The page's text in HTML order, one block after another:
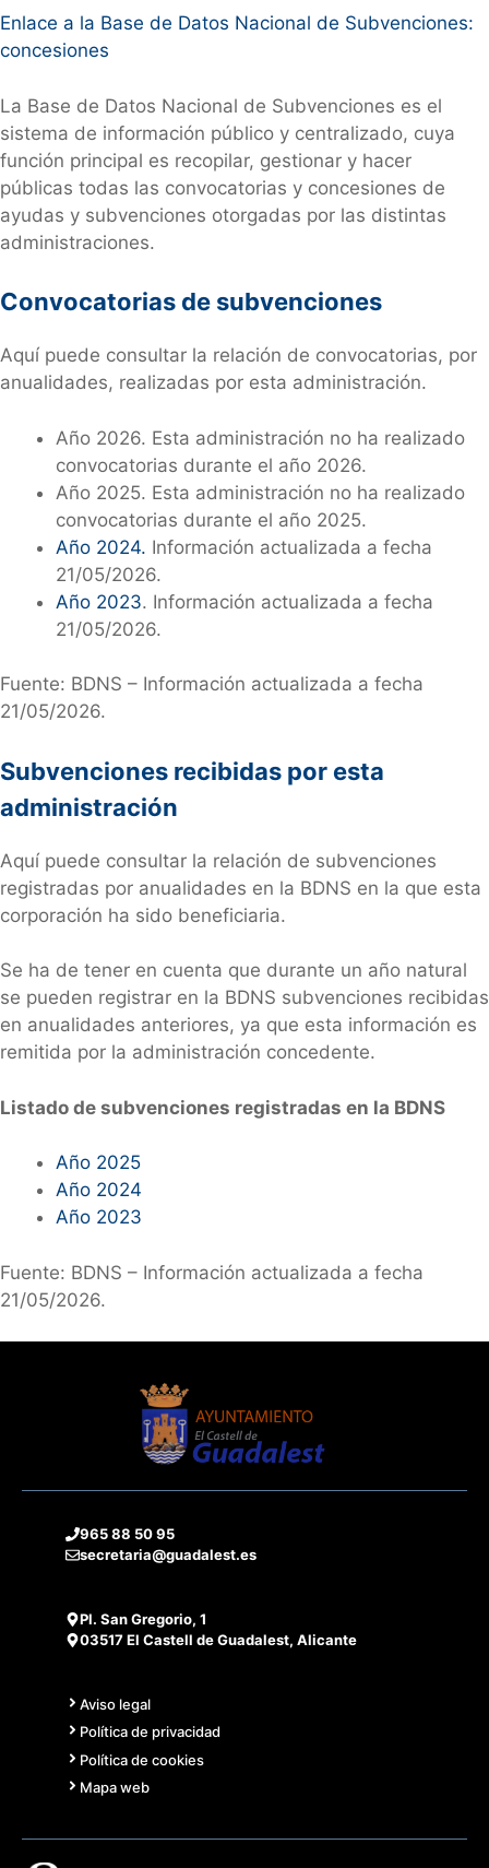
Enlace a la Base de Datos Nacional de Subvenciones:
concesiones
La Base de Datos Nacional de Subvenciones es el
sistema de información público y centralizado, cuya
función principal es recopilar, gestionar y hacer
públicas todas las convocatorias y concesiones de
ayudas y subvenciones otorgadas por las distintas
administraciones.
Convocatorias de subvenciones
Aquí puede consultar la relación de convocatorias, por
anualidades, realizadas por esta administración.
Año 2026. Esta administración no ha realizado
convocatorias durante el año 2026.
Año 2025. Esta administración no ha realizado
convocatorias durante el año 2025.
Año 2024. Información actualizada a fecha
21/05/2026.
Año 2023. Información actualizada a fecha
21/05/2026.
Fuente: BDNS – Información actualizada a fecha
21/05/2026.
Subvenciones recibidas por esta
administración
Aquí puede consultar la relación de subvenciones
registradas por anualidades en la BDNS en la que esta
corporación ha sido beneficiaria.
Se ha de tener en cuenta que durante un año natural
se pueden registrar en la BDNS subvenciones recibidas
en anualidades anteriores, ya que esta información es
remitida por la administración concedente.
Listado de subvenciones registradas en la BDNS
Año 2025
Año 2024
Año 2023
Fuente: BDNS – Información actualizada a fecha
21/05/2026.
965 88 50 95
secretaria@guadalest.es
Pl. San Gregorio, 1
03517 El Castell de Guadalest, Alicante
Aviso legal
Política de privacidad
Política de cookies
Mapa web